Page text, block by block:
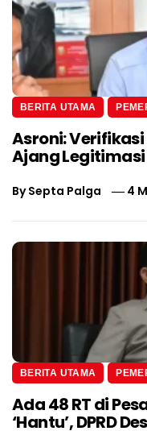
BERITA UTAMA
Asroni:
Ajang Legitimasi
BySepta Palga 4
BERITA UTAMA
Ada 48 RT di
‘Hantu’, DPRD